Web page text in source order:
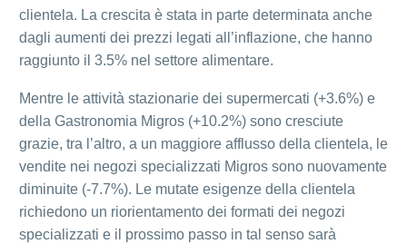
clientela. La crescita è stata in parte determinata anche
dagli aumenti dei prezzi legati all’inflazione, che hanno
raggiunto il 3.5% nel settore alimentare.
Mentre le attività stazionarie dei supermercati (+3.6%) e
della Gastronomia Migros (+10.2%) sono cresciute
grazie, tra l’altro, a un maggiore afflusso della clientela, le
vendite nei negozi specializzati Migros sono nuovamente
diminuite (-7.7%). Le mutate esigenze della clientela
richiedono un riorientamento dei formati dei negozi
specializzati e il prossimo passo in tal senso sarà